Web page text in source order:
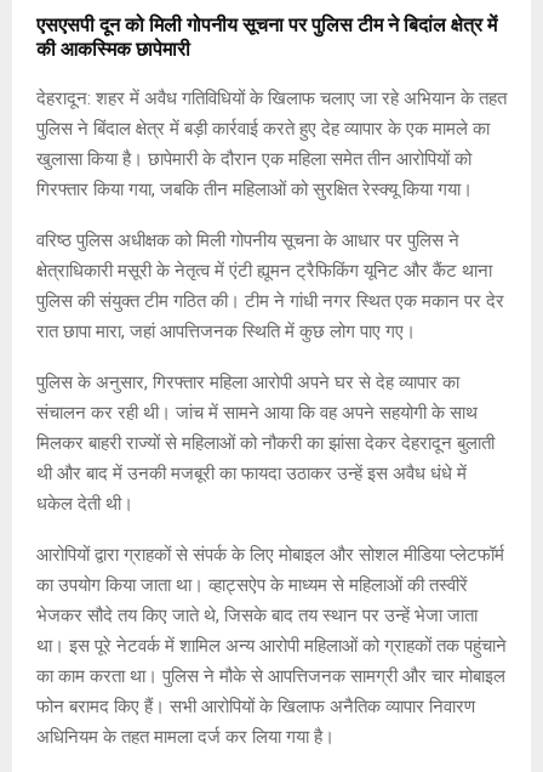
एसएसपी दून को मिली गोपनीय सूचना पर पुलिस टीम ने बिदांल क्षेत्र में
की आकस्मिक छापेमारी
देहरादून: शहर में अवैध गतिविधियों के खिलाफ चलाए जा रहे अभियान के तहत
पुलिस ने बिंदाल क्षेत्र में बड़ी कार्रवाई करते हुए देह व्यापार के एक मामले का
खुलासा किया है। छापेमारी के दौरान एक महिला समेत तीन आरोपियों को
गिरफ्तार किया गया, जबकि तीन महिलाओं को सुरक्षित रेस्क्यू किया गया।
वरिष्ठ पुलिस अधीक्षक को मिली गोपनीय सूचना के आधार पर पुलिस ने
क्षेत्राधिकारी मसूरी के नेतृत्व में एंटी ह्यूमन ट्रैफिकिंग यूनिट और कैंट थाना
पुलिस की संयुक्त टीम गठित की। टीम ने गांधी नगर स्थित एक मकान पर देर
रात छापा मारा, जहां आपत्तिजनक स्थिति में कुछ लोग पाए गए।
पुलिस के अनुसार, गिरफ्तार महिला आरोपी अपने घर से देह व्यापार का
संचालन कर रही थी। जांच में सामने आया कि वह अपने सहयोगी के साथ
मिलकर बाहरी राज्यों से महिलाओं को नौकरी का झांसा देकर देहरादून बुलाती
थी और बाद में उनकी मजबूरी का फायदा उठाकर उन्हें इस अवैध धंधे में
धकेल देती थी।
आरोपियों द्वारा ग्राहकों से संपर्क के लिए मोबाइल और सोशल मीडिया प्लेटफॉर्म
का उपयोग किया जाता था। व्हाट्सऐप के माध्यम से महिलाओं की तस्वीरें
भेजकर सौदे तय किए जाते थे, जिसके बाद तय स्थान पर उन्हें भेजा जाता
था। इस पूरे नेटवर्क में शामिल अन्य आरोपी महिलाओं को ग्राहकों तक पहुंचाने
का काम करता था। पुलिस ने मौके से आपत्तिजनक सामग्री और चार मोबाइल
फोन बरामद किए हैं। सभी आरोपियों के खिलाफ अनैतिक व्यापार निवारण
अधिनियम के तहत मामला दर्ज कर लिया गया है।